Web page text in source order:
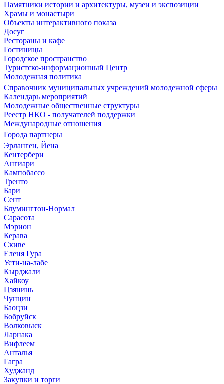
Памятники истории и архитектуры, музеи и экспозиции
Храмы и монастыри
Объекты интерактивного показа
Досуг
Рестораны и кафе
Гостиницы
Городское пространство
Туристско-информационный Центр
Молодежная политика
Справочник муниципальных учреждений молодежной сферы
Календарь мероприятий
Молодежные общественные структуры
Реестр НКО - получателей поддержки
Международные отношения
Города партнеры
Эрланген, Йена
Кентербери
Ангиари
Кампобассо
Тренто
Бари
Сент
Блумингтон-Нормал
Сарасота
Мэрион
Керава
Скиве
Еленя Гура
Усти-на-лабе
Кырджали
Хайкоу
Цзянинь
Чунцин
Баоцзи
Бобруйск
Волковыск
Ларнака
Вифлеем
Анталья
Гагра
Худжанд
Закупки и торги